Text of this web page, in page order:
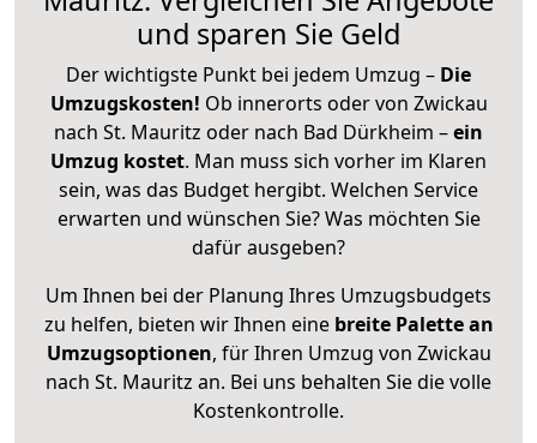
und sparen Sie Geld
Der wichtigste Punkt bei jedem Umzug – Die
Umzugskosten! Ob innerorts oder von Zwickau
nach St. Mauritz oder nach Bad Dürkheim –ein
Umzug kostet. Man muss sich vorher im Klaren
sein, was das Budget hergibt. Welchen Service
erwarten und wünschen Sie? Was möchten Sie
dafür ausgeben?
Um Ihnen bei der Planung Ihres Umzugsbudgets
zu helfen, bieten wir Ihnen eine breite Palette an
Umzugsoptionen, für Ihren Umzug von Zwickau
nach St. Mauritz an. Bei uns behalten Sie die volle
Kostenkontrolle.